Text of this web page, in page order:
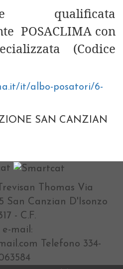
qualificata
POSACLIMA con
(Codice
it/albo-posatori/6-
SAN CANZIAN
Thomas Via
San Canzian D'Isonzo
- C.F.
e-mail:
Telefono 334-